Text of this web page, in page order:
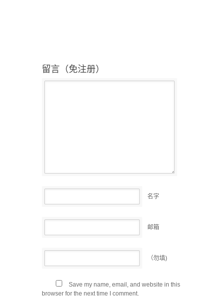
留言（免注册）
名字
邮箱
（勿填)
Save my name, email, and website in this
browser for the next time I comment.